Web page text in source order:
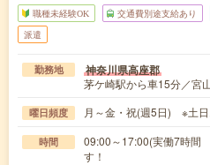
職種未経験OK 交通費別途支給あり
派遣
勤務地 神奈川県高座郡
茅ケ崎駅から車15分／宮
曜日頻度 月～金・祝(週5日) ※土日
時間
09:00～17:00(実働7時間
す！